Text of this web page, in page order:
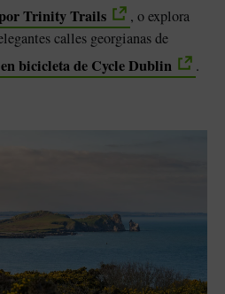
por Trinity Trails
, o explora
calles georgianas de
bicicleta de Cycle Dublin .